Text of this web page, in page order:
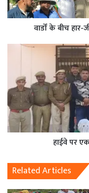
वार्डों के बीच
हाईवे पर
Related Articles